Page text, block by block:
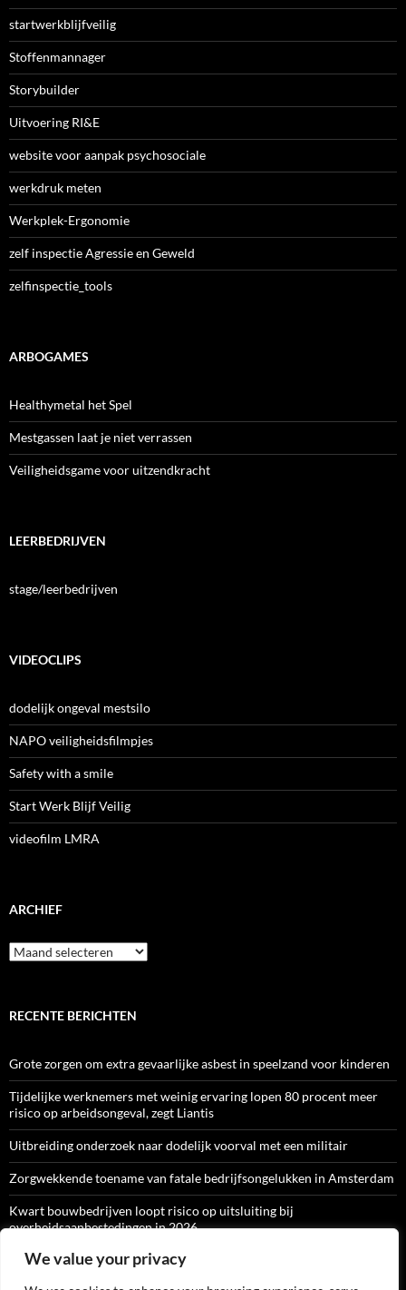
We value your privacy
startwerkblijfveilig
Stoffenmannager
Storybuilder
Uitvoering RI&E
website voor aanpak psychosociale
werkdruk meten
Werkplek-Ergonomie
zelf inspectie Agressie en Geweld
zelfinspectie_tools
ARBOGAMES
Healthymetal het Spel
Mestgassen laat je niet verrassen
Veiligheidsgame voor uitzendkracht
LEERBEDRIJVEN
stage/leerbedrijven
VIDEOCLIPS
dodelijk ongeval mestsilo
NAPO veiligheidsfilmpjes
Safety with a smile
Start Werk Blijf Veilig
videofilm LMRA
ARCHIEF
Archief
RECENTE BERICHTEN
Grote zorgen om extra gevaarlijke asbest in speelzand voor kinderen
Tijdelijke werknemers met weinig ervaring lopen 80 procent meer
risico op arbeidsongeval, zegt Liantis
Uitbreiding onderzoek naar dodelijk voorval met een militair
Zorgwekkende toename van fatale bedrijfsongelukken in Amsterdam
Kwart bouwbedrijven loopt risico op uitsluiting bij
overheidsaanbestedingen in 2026